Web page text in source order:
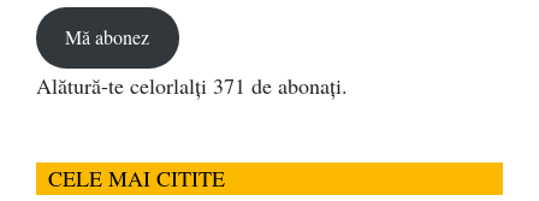
Mă abonez
Alătură-te celorlalți 371 de abonați.
CELE MAI CITITE